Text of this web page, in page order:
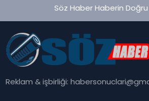
Söz Haber Haberin
Reklam & işbirliği: